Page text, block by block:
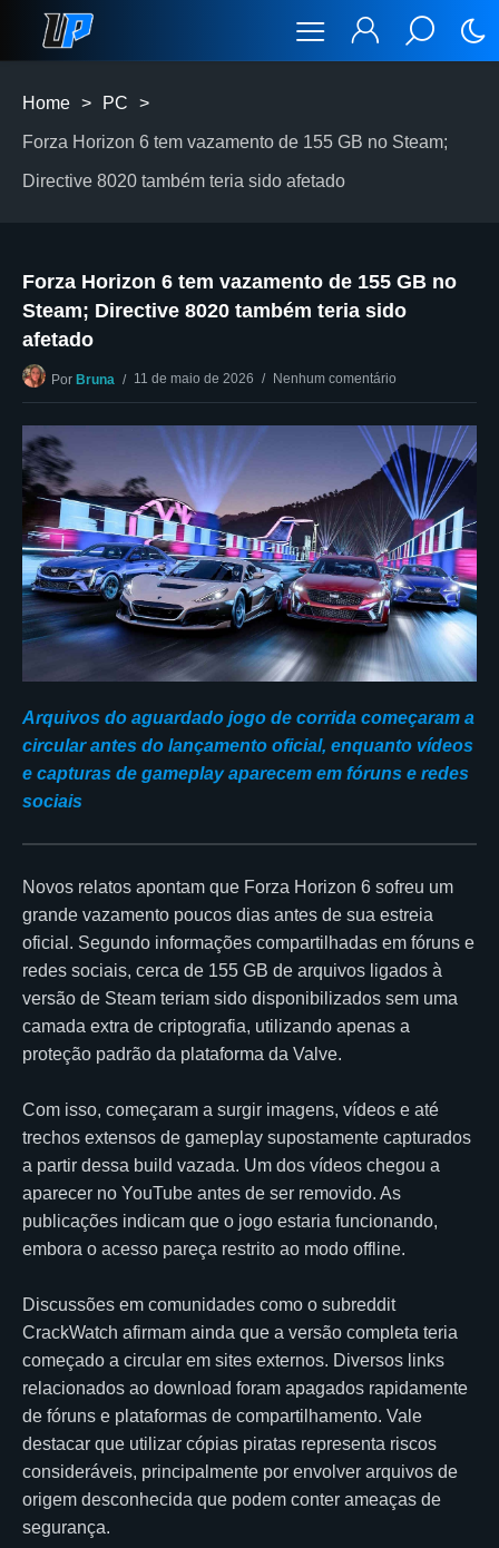
Home > PC >
Forza Horizon 6 tem vazamento de 155 GB no Steam;
Directive 8020 também teria sido afetado
Forza Horizon 6 tem vazamento de 155 GB no
Steam; Directive 8020 também teria sido
afetado
Por Bruna 11 de maio de 2026 Nenhum comentário
Arquivos do aguardado jogo de corrida começaram a
circular antes do lançamento oficial, enquanto vídeos
e capturas de gameplay aparecem em fóruns e redes
sociais
Novos relatos apontam que Forza Horizon 6 sofreu um
grande vazamento poucos dias antes de sua estreia
oficial. Segundo informações compartilhadas em fóruns e
redes sociais, cerca de 155 GB de arquivos ligados à
versão de Steam teriam sido disponibilizados sem uma
camada extra de criptografia, utilizando apenas a
proteção padrão da plataforma da Valve.
Com isso, começaram a surgir imagens, vídeos e até
trechos extensos de gameplay supostamente capturados
a partir dessa build vazada. Um dos vídeos chegou a
aparecer no YouTube antes de ser removido. As
publicações indicam que o jogo estaria funcionando,
embora o acesso pareça restrito ao modo offline.
Discussões em comunidades como o subreddit
CrackWatch afirmam ainda que a versão completa teria
começado a circular em sites externos. Diversos links
relacionados ao download foram apagados rapidamente
de fóruns e plataformas de compartilhamento. Vale
destacar que utilizar cópias piratas representa riscos
consideráveis, principalmente por envolver arquivos de
origem desconhecida que podem conter ameaças de
segurança.